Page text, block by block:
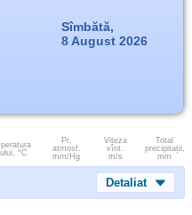
Sîmbătă,
8 August 2026
°C
Pr.
atmosf.
mm/Hg
Viteza
vînt.
m/s
Total
precipitații,
mm
Detaliat